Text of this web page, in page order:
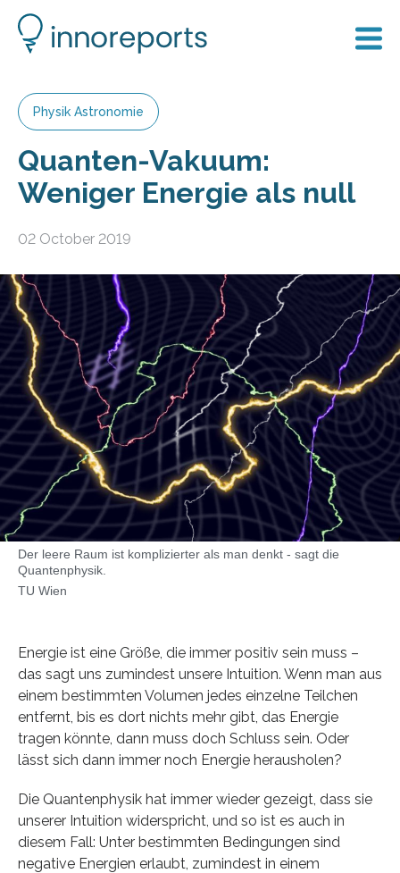
Physik Astronomie
Quanten-Vakuum:
Weniger Energie als null
02 October 2019
Der leere Raum ist komplizierter als man denkt - sagt die
Quantenphysik.
TU Wien
Energie ist eine Größe, die immer positiv sein muss –
das sagt uns zumindest unsere Intuition. Wenn man aus
einem bestimmten Volumen jedes einzelne Teilchen
entfernt, bis es dort nichts mehr gibt, das Energie
tragen könnte, dann muss doch Schluss sein. Oder
lässt sich dann immer noch Energie herausholen?
Die Quantenphysik hat immer wieder gezeigt, dass sie
unserer Intuition widerspricht, und so ist es auch in
diesem Fall: Unter bestimmten Bedingungen sind
negative Energien erlaubt, zumindest in einem